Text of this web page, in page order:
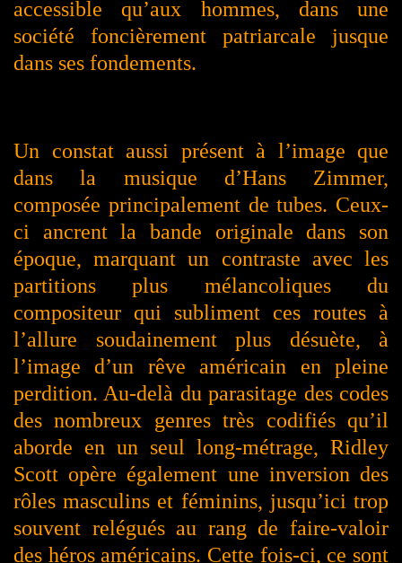
accessible qu’aux hommes, dans une
société foncièrement patriarcale jusque
dans ses fondements.
Un constat aussi présent à l’image que
dans la musique d’Hans Zimmer,
composée principalement de tubes. Ceux-
ci ancrent la bande originale dans son
époque, marquant un contraste avec les
partitions plus mélancoliques du
compositeur qui subliment ces routes à
l’allure soudainement plus désuète, à
l’image d’un rêve américain en pleine
perdition. Au-delà du parasitage des codes
des nombreux genres très codifiés qu’il
aborde en un seul long-métrage, Ridley
Scott opère également une inversion des
rôles masculins et féminins, jusqu’ici trop
souvent relégués au rang de faire-valoir
des héros américains. Cette fois-ci, ce sont